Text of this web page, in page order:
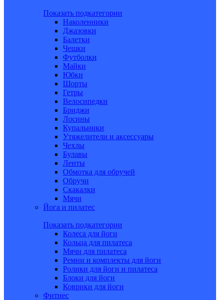
Показать подкатегории
Наколенники
Джазовки
Балетки
Чешки
Футболки
Майки
Юбки
Шорты
Гетры
Велосипедки
Бриджи
Лосины
Купальники
Утяжелители и аксессуары
Чехлы
Булавы
Ленты
Обмотка для обручей
Обручи
Скакалки
Мячи
Йога и пилатес
Показать подкатегории
Колеса для йоги
Кольца для пилатеса
Мячи для пилатеса
Ремни и комплекты для йоги
Ролики для йоги и пилатеса
Блоки для йоги
Коврики для йоги
Фитнес